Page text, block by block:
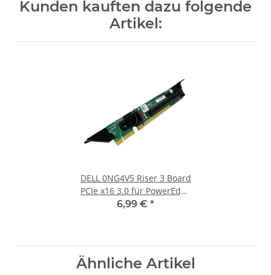
Kunden kauften dazu folgende
Artikel:
DELL 0NG4V5 Riser 3 Board
PCIe x16 3.0 für PowerEdge
R630 Server
6,99 € *
Ähnliche Artikel